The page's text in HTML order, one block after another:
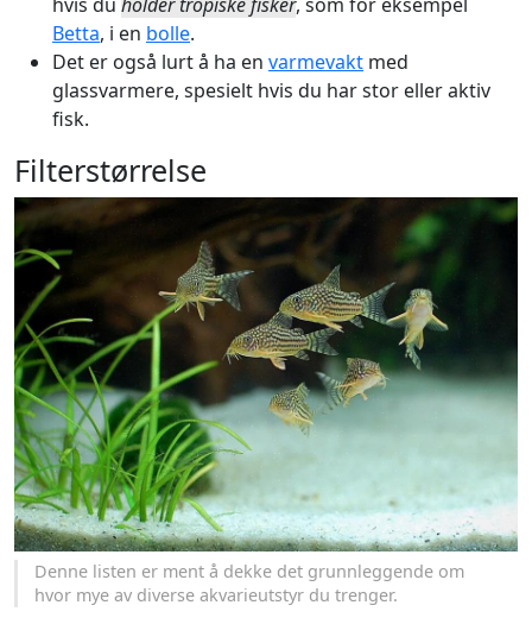
Betta, i en bolle.
Det er også lurt å ha en varmevakt med
glassvarmere, spesielt hvis du har stor eller aktiv
fisk.
Filterstørrelse
Denne listen er ment å dekke det grunnleggende om
hvor mye av diverse akvarieutstyr du trenger.